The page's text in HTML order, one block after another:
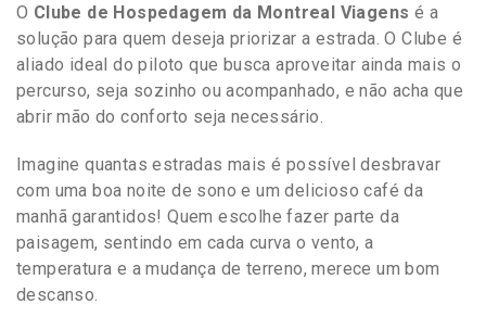
O Clube de Hospedagem da Montreal Viagens é a
solução para quem deseja priorizar a estrada. O Clube é
aliado ideal do piloto que busca aproveitar ainda mais o
percurso, seja sozinho ou acompanhado, e não acha que
abrir mão do conforto seja necessário.
Imagine quantas estradas mais é possível desbravar
com uma boa noite de sono e um delicioso café da
manhã garantidos! Quem escolhe fazer parte da
paisagem, sentindo em cada curva o vento, a
temperatura e a mudança de terreno, merece um bom
descanso.